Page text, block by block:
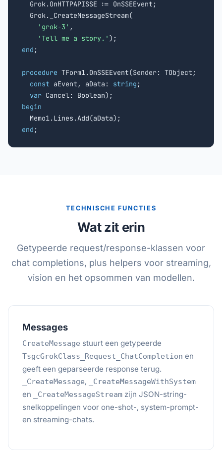
  Grok.OnHTTPAPISSE := OnSSEEvent;
  Grok._CreateMessageStream(
'grok-3' ,
'Tell me a story.'
end ;
procedure TForm1.OnSSEEvent(Sender: TObject;
const aEvent, aData: string ;
var
begin
end ;
TECHNISCHE FUNCTIES
Wat zit erin
Getypeerde request/response-klassen voor
chat completions, plus helpers voor streaming,
vision en het opsommen van modellen.
Messages
CreateMessage stuurt een getypeerde
TsgcGrokClass_Request_ChatCompletion en
geeft een geparseerde response terug.
_CreateMessage, _CreateMessageWithSystem
en _CreateMessageStream zijn JSON-string-
snelkoppelingen voor one-shot-, system-prompt-
en streaming-chats.